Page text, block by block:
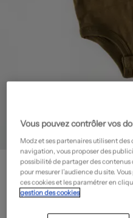
LEVI'S
Body lingerie - Col rond- Outlet
10,80€
Prix boutique : 27,00€ -60% ?
Vous pouvez contrôler vos
Modz et ses partenaires utilisent
navigation, vous proposer des
possibilité de partager des contenus
pour mesurer l’audience du site.
ces cookies et les paramétrer en
gestion des cookies